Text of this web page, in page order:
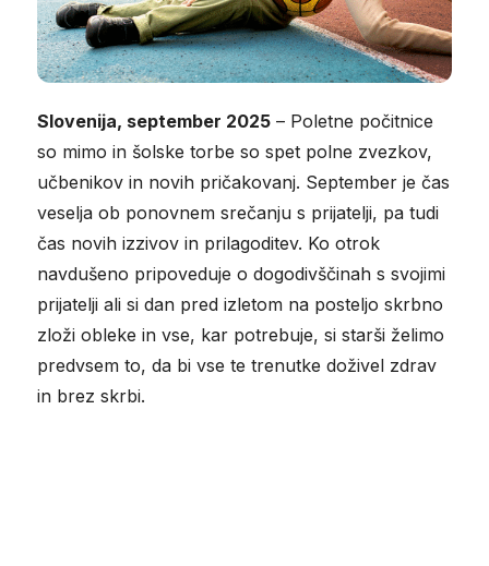
Slovenija, september 2025 – Poletne počitnice
so mimo in šolske torbe so spet polne zvezkov,
učbenikov in novih pričakovanj. September je čas
veselja ob ponovnem srečanju s prijatelji, pa tudi
čas novih izzivov in prilagoditev. Ko otrok
navdušeno pripoveduje o dogodivščinah s svojimi
prijatelji ali si dan pred izletom na posteljo skrbno
zloži obleke in vse, kar potrebuje, si starši želimo
predvsem to, da bi vse te trenutke doživel zdrav
in brez skrbi.